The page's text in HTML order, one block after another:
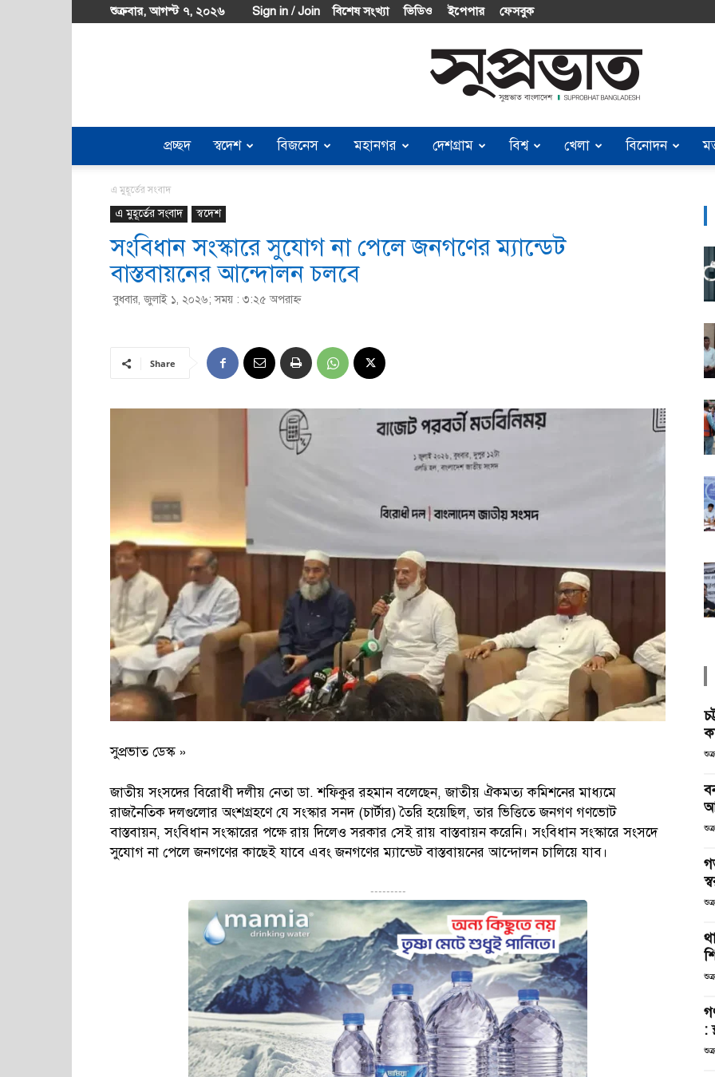
শুক্রবার, আগস্ট ৭, ২০২৬ Sign in / Join বিশেষ সংখ্যা ভিডিও ইপেপার ফেসবুক
Suprobhat
Bangladesh
প্রচ্ছদ স্বদেশ বিজনেস মহানগর দেশগ্রাম বিশ্ব খেলা বিনোদন
এ মুহূর্তের সংবাদ
এ মুহূর্তের সংবাদ স্বদেশ
সংবিধান সংস্কারে সুযোগ না পেলে জনগণের ম্যান্ডেট
বাস্তবায়নের আন্দোলন চলবে
বুধবার, জুলাই ১, ২০২৬; সময় : ৩:২৫ অপরাহ্ণ
Share
সুপ্রভাত ডেস্ক »
জাতীয় সংসদের বিরোধী দলীয় নেতা ডা. শফিকুর রহমান বলেছেন, জাতীয় ঐকমত্য কমিশনের মাধ্যমে
রাজনৈতিক দলগুলোর অংশগ্রহণে যে সংস্কার সনদ (চার্টার) তৈরি হয়েছিল, তার ভিত্তিতে জনগণ গণভোট
বাস্তবায়ন, সংবিধান সংস্কারের পক্ষে রায় দিলেও সরকার সেই রায় বাস্তবায়ন করেনি। সংবিধান সংস্কারে সংসদে
সুযোগ না পেলে জনগণের কাছেই যাবে এবং জনগণের ম্যান্ডেট বাস্তবায়নের আন্দোলন চালিয়ে যাব।
---------
: